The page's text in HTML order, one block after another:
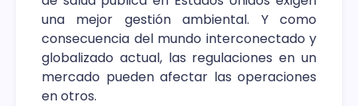
una mejor gestión ambiental. Y como
consecuencia del mundo interconectado y
globalizado actual, las regulaciones en un
mercado pueden afectar las operaciones
en otros.